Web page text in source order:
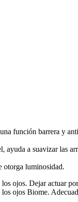
función barrera y
ayuda a suavizar las
otorga luminosidad.
ojos. Dejar actuar
ojos Biome.